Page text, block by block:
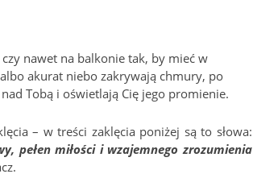
nawet na balkonie tak, by mieć w
akurat niebo zakrywają chmury, po
Tobą i oświetlają Cię jego promienie.
– w treści zaklęcia poniżej są to słowa:
pełen miłości i wzajemnego zrozumienia